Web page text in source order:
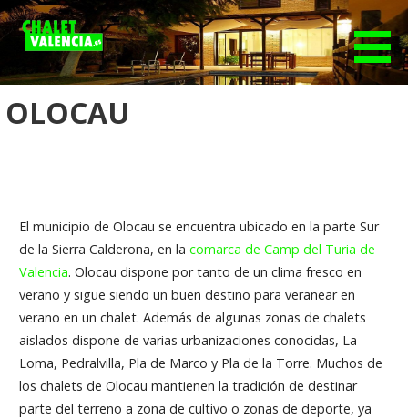
a
t
Chalet Valencia
Portal inmobiliario de chalets en Valencia
OLOCAU
El municipio de Olocau se encuentra ubicado en la parte Sur
de la Sierra Calderona, en la comarca de Camp del Turia de
Valencia. Olocau dispone por tanto de un clima fresco en
verano y sigue siendo un buen destino para veranear en
verano en un chalet. Además de algunas zonas de chalets
aislados dispone de varias urbanizaciones conocidas, La
Loma, Pedralvilla, Pla de Marco y Pla de la Torre. Muchos de
los chalets de Olocau mantienen la tradición de destinar
parte del terreno a zona de cultivo o zonas de deporte, ya